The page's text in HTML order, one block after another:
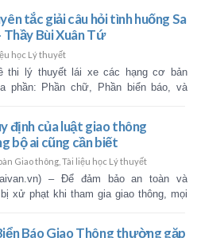
Tài liệu học Lý thuyết,Tài liệu Học
(laixehaivan.vn) – Điều khiển xe
có giấy phép lái xe theo quy
nghiêm cấm theo Luật Giao
2008. Vậ [...]
Việt Nam hiện nay.
Tài liệu học Lý thuyết
(laixehaivan.vn) – Hiện có tất
lái xe đang được lưu hành và
xe này. [...]